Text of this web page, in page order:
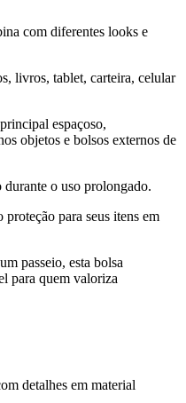
com diferentes looks e
livros, tablet, carteira, celular
espaçoso,
objetos e bolsos externos de
o uso prolongado.
para seus itens em
passeio, esta bolsa
para quem valoriza
detalhes em material